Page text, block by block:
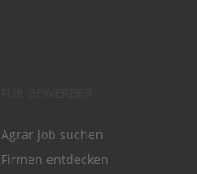
Agrar Job suchen
Firmen entdecken